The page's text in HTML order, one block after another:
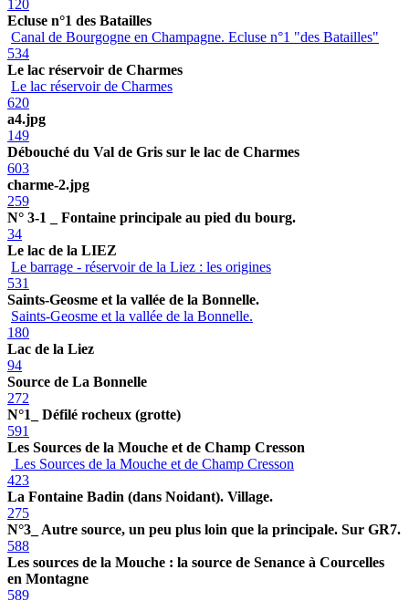
120
Ecluse n°1 des Batailles
Canal de Bourgogne en Champagne. Ecluse n°1 "des Batailles"
534
Le lac réservoir de Charmes
Le lac réservoir de Charmes
620
a4.jpg
149
Débouché du Val de Gris sur le lac de Charmes
603
charme-2.jpg
259
N° 3-1 _ Fontaine principale au pied du bourg.
34
Le lac de la LIEZ
Le barrage - réservoir de la Liez : les origines
531
Saints-Geosme et la vallée de la Bonnelle.
Saints-Geosme et la vallée de la Bonnelle.
180
Lac de la Liez
94
Source de La Bonnelle
272
N°1_ Défilé rocheux (grotte)
591
Les Sources de la Mouche et de Champ Cresson
Les Sources de la Mouche et de Champ Cresson
423
La Fontaine Badin (dans Noidant). Village.
275
N°3_ Autre source, un peu plus loin que la principale. Sur GR7.
588
Les sources de la Mouche : la source de Senance à Courcelles
en Montagne
589